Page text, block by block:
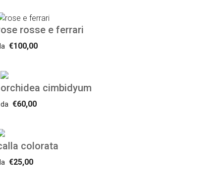
rosse e ferrari
€100,00
orchidea cimbidyum
da €60,00
colorata
€25,00